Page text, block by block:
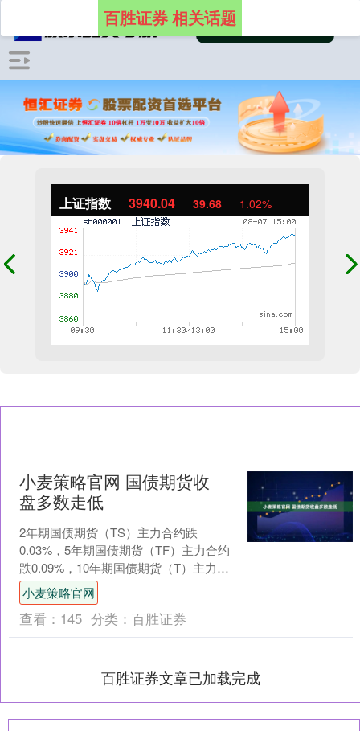
上证指数 3940.04 39.68 1.02%
百胜证券 相关话题
小麦策略官网 国债期货收
盘多数走低
2年期国债期货（TS）主力合约跌
0.03%，5年期国债期货（TF）主力合约
跌0.09%，10年期国债期货（T）主力合
约跌0.11%，30年期国债期货（TL）主
力....
小麦策略官网
查看： 145 分类： 百胜证券
百胜证券文章已加载完成